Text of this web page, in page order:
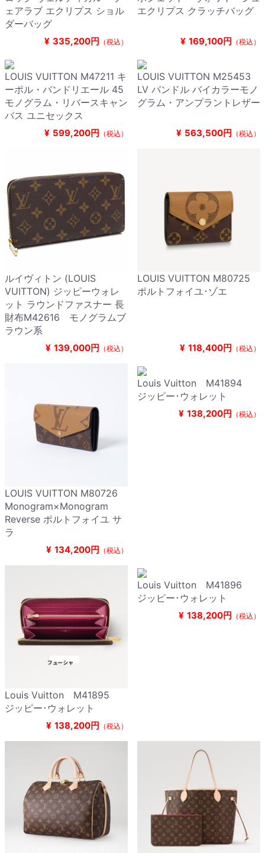
ェアラブ エクリプス ショル
ダーバッグ
¥ 335,200円 （税込）
エクリプス クラッチバッグ
¥ 169,100円 （税込）
LOUIS VUITTON M47211 キ
ーポル・バンドリエール 45
モノグラム・リバースキャン
バス ユニセックス
¥ 599,200円 （税込）
LOUIS VUITTON M25453
LV バンドル バイカラーモノ
グラム・アンプラントレザー
¥ 563,500円 （税込）
ルイヴィトン (LOUIS
VUITTON) ジッピーウォレ
ット ラウンドファスナー 長
財布M42616 モノグラムブ
ラウン系
¥ 139,000円 （税込）
LOUIS VUITTON M80725
ポルトフォイユ･ゾエ
¥ 118,400円 （税込）
LOUIS VUITTON M80726
Monogram×Monogram
Reverse ポルトフォイユ サ
ラ
¥ 134,200円 （税込）
Louis Vuitton M41894
ジッピー･ウォレット
¥ 138,200円 （税込）
Louis Vuitton M41895
ジッピー･ウォレット
¥ 138,200円 （税込）
Louis Vuitton M41896
ジッピー･ウォレット
¥ 138,200円 （税込）